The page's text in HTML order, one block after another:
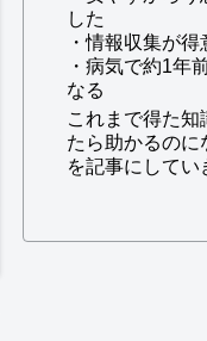
した
・情報収集が得
・病気で約1年
なる
これまで得た知
たら助かるのに
を記事にしてい